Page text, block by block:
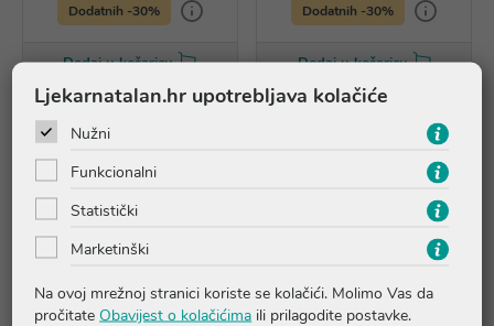
Dodatnih -30%
Dodaj u košaricu
Dodatnih -30%
Dodaj u košaricu
Ljekarnatalan.hr upotrebljava kolačiće
Nužni
Funkcionalni
Statistički
Marketinški
Na ovoj mrežnoj stranici koriste se kolačići. Molimo Vas da
pročitate Obavijest o kolačićima ili prilagodite postavke.